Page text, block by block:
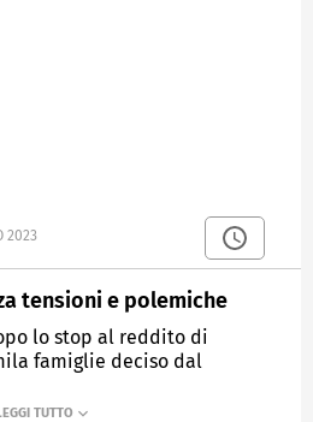
2023
tensioni e polemiche
lo stop al reddito di
famiglie deciso dal